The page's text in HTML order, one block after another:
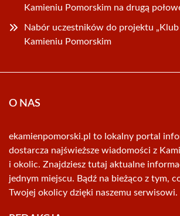
Kamieniu Pomorskim na drugą
Nabór uczestników do projektu „Klub
Kamieniu Pomorskim
O NAS
ekamienpomorski.pl to lokalny portal
dostarcza najświeższe wiadomości z
i okolic. Znajdziesz tutaj aktualne
jednym miejscu. Bądź na bieżąco z tym,
Twojej okolicy dzięki naszemu serwisowi.